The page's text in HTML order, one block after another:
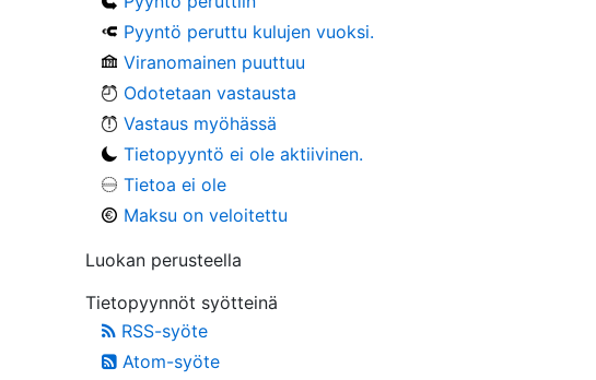
Pyyntö peruttu kulujen vuoksi.
Viranomainen puuttuu
Odotetaan vastausta
Vastaus myöhässä
Tietopyyntö ei ole aktiivinen.
Tietoa ei ole
Maksu on veloitettu
Luokan perusteella
Tietopyynnöt syötteinä
RSS-syöte
Atom-syöte